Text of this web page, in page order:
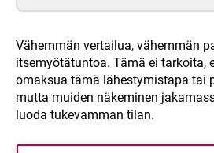
Vähemmän vertailua, vähemmän
itsemyötätuntoa. Tämä ei tarkoita,
omaksua tämä lähestymistapa tai
mutta muiden näkeminen
luoda tukevamman tilan.